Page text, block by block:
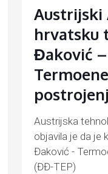
Austrijski
hrvatsku
Đaković –
Austrijska
objavila je da je
Đaković -
(ĐĐ-TEP)